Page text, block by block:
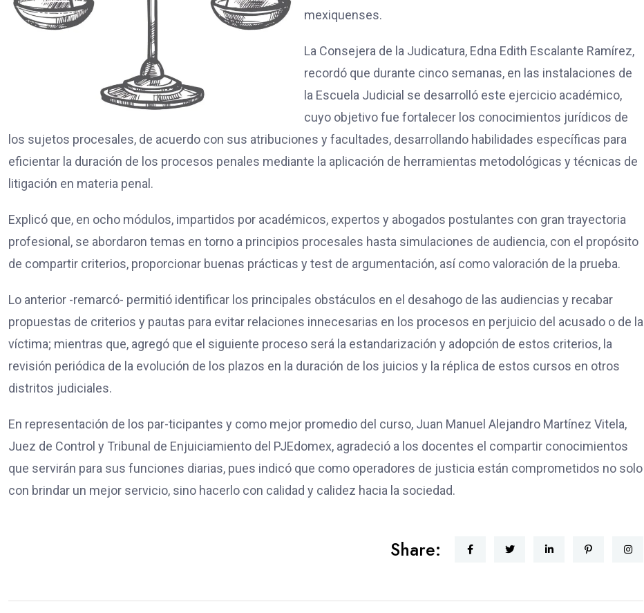
mexiquenses.
La Consejera de la Judicatura, Edna Edith Escalante Ramírez,
recordó que durante cinco semanas, en las instalaciones de
la Escuela Judicial se desarrolló este ejercicio académico,
cuyo objetivo fue fortalecer los conocimientos jurídicos de
los sujetos procesales, de acuerdo con sus atribuciones y facultades, desarrollando habilidades específicas para
eficientar la duración de los procesos penales mediante la aplicación de herramientas metodológicas y técnicas de
litigación en materia penal.
Explicó que, en ocho módulos, impartidos por académicos, expertos y abogados postulantes con gran trayectoria
profesional, se abordaron temas en torno a principios procesales hasta simulaciones de audiencia, con el propósito
de compartir criterios, proporcionar buenas prácticas y test de argumentación, así como valoración de la prueba.
Lo anterior -remarcó- permitió identificar los principales obstáculos en el desahogo de las audiencias y recabar
propuestas de criterios y pautas para evitar relaciones innecesarias en los procesos en perjuicio del acusado o de la
víctima; mientras que, agregó que el siguiente proceso será la estandarización y adopción de estos criterios, la
revisión periódica de la evolución de los plazos en la duración de los juicios y la réplica de estos cursos en otros
distritos judiciales.
En representación de los par-ticipantes y como mejor promedio del curso, Juan Manuel Alejandro Martínez Vitela,
Juez de Control y Tribunal de Enjuiciamiento del PJEdomex, agradeció a los docentes el compartir conocimientos
que servirán para sus funciones diarias, pues indicó que como operadores de justicia están comprometidos no solo
con brindar un mejor servicio, sino hacerlo con calidad y calidez hacia la sociedad.
Share: